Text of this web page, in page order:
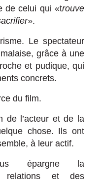
de celui qui «trouve
».
Le spectateur
grâce à une
et pudique, qui
concrets.
du film.
de l’acteur et de la
chose. Ils ont
à leur actif.
épargne la
relations et des